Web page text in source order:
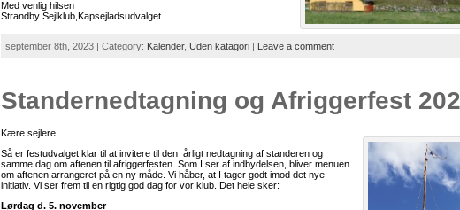
Med venlig hilsen
Strandby Sejlklub,Kapsejladsudvalget
september 8th, 2023 | Category: Kalender, Uden katagori Leave a comment
Standernedtagning og Afriggerfest
Kære sejlere
Så er festudvalget klar til at invitere til den årligt nedtagning af standeren og
samme dag om aftenen til afriggerfesten. Som I ser af indbydelsen, bliver menuen
om aftenen arrangeret på en ny måde. Vi håber, at I tager godt imod det nye
initiativ. Vi ser frem til en rigtig god dag for vor klub. Det hele sker:
Lørdag d. 5. november